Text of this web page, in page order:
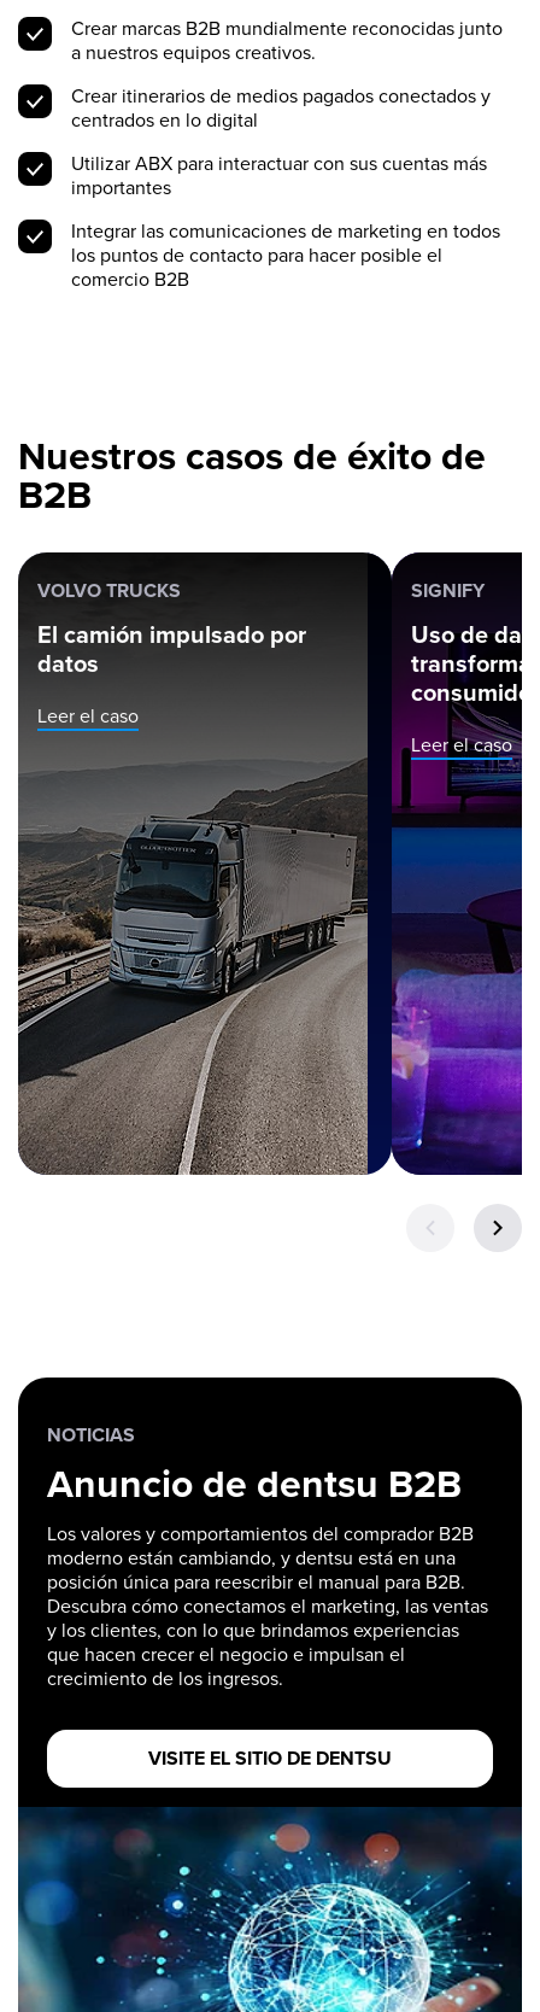
Crear marcas B2B mundialmente reconocidas junto
a nuestros equipos creativos.
Crear itinerarios de medios pagados conectados y
centrados en lo digital
Utilizar ABX para interactuar con sus cuentas más
importantes
Integrar las comunicaciones de marketing en todos
los puntos de contacto para hacer posible el
comercio B2B
Nuestros casos de éxito de
B2B
VOLVO TRUCKS
El camión impulsado por
datos
Leer el caso
SIGNIFY
Uso de
consumidor
Leer el caso
NOTICIAS
Anuncio de dentsu B2B
Los valores y comportamientos del comprador B2B
moderno están cambiando, y dentsu está en una
posición única para reescribir el manual para B2B.
Descubra cómo conectamos el marketing, las ventas
y los clientes, con lo que brindamos experiencias
que hacen crecer el negocio e impulsan el
crecimiento de los ingresos.
VISITE EL SITIO DE DENTSU